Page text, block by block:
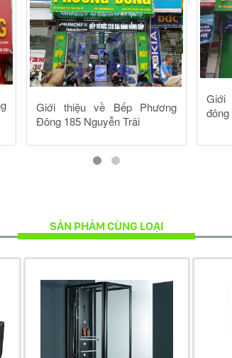
kính cường lực ghép rất khít với nhau
ẩm cao đến 100%. Thiết bị tạo hơi
trong phòng xông hơi nhờ hệ thống
thải Chất béo, chất bã nhờn, làm
giảm bớt viêm xoang, hen suyễn, dị
SẢN PHẢM CÙNG LOẠI